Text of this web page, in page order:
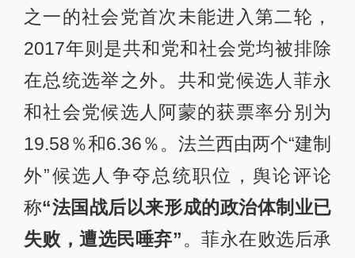
之一的社会党首次未能进入第二轮，
2017年则是共和党和社会党均被排除
在总统选举之外。共和党候选人菲永
和社会党候选人阿蒙的获票率分别为
19.58％和6.36％。法兰西由两个“建制
外”候选人争夺总统职位，舆论评论
称“法国战后以来形成的政治体制业已
失败，遭选民唾弃”。菲永在败选后承